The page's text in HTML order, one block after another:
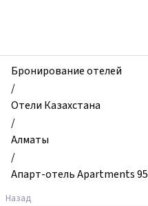
и
квартиры,
Апарт-
отель
Apartments
95,
Алматы,
Казахстан
Бронирование отелей
/
Отели Казахстана
/
Алматы
/
Апарт-отель Apartments 95
Назад